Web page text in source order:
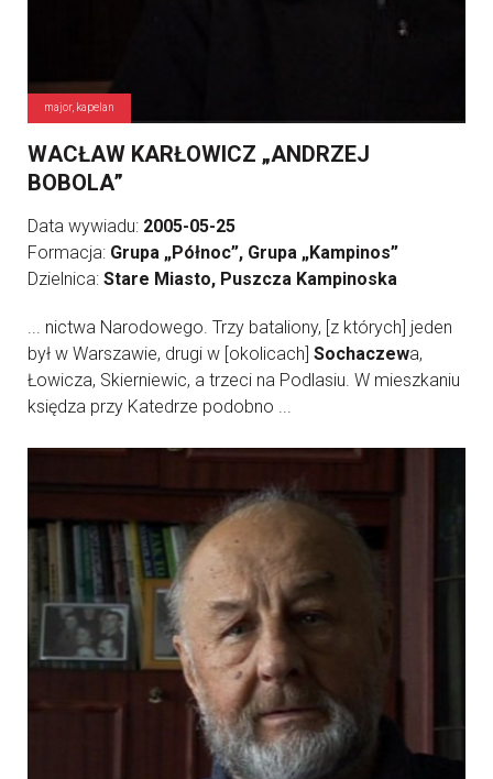
major, kapelan
WACŁAW KARŁOWICZ „ANDRZEJ
BOBOLA”
Data wywiadu: 2005-05-25
Formacja: Grupa „Północ”, Grupa „Kampinos”
Dzielnica: Stare Miasto, Puszcza Kampinoska
... nictwa Narodowego. Trzy bataliony, [z których] jeden
był w Warszawie, drugi w [okolicach] Sochaczewa,
Łowicza, Skierniewic, a trzeci na Podlasiu. W mieszkaniu
księdza przy Katedrze podobno ...